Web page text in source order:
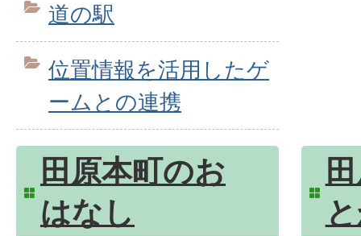
道の駅
位置情報を活用したゲ
ームとの連携
田原本町のお
はなし